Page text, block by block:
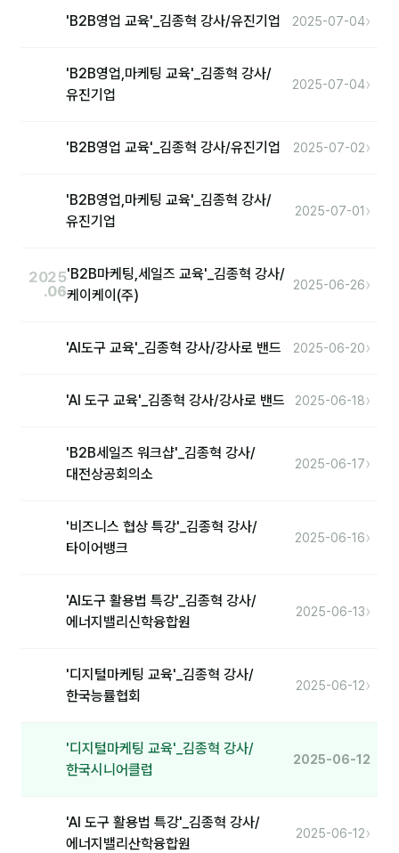
'B2B영업 교육'_김종혁 강사/유진기업 2025-07-04›
'B2B영업,마케팅 교육'_김종혁 강사/
유진기업
2025-07-04›
'B2B영업 교육'_김종혁 강사/유진기업 2025-07-02›
'B2B영업,마케팅 교육'_김종혁 강사/
유진기업
2025-07-01 ›
2025
.06
'B2B마케팅,세일즈 교육'_김종혁 강사/
케이케이(주)
2025-06-26›
'AI도구 교육'_김종혁 강사/강사로 밴드 2025-06-20›
'AI 도구 교육'_김종혁 강사/강사로 밴드 2025-06-18›
'B2B세일즈 워크샵'_김종혁 강사/
대전상공회의소
2025-06-17›
'비즈니스 협상 특강'_김종혁 강사/
타이어뱅크
2025-06-16›
'AI도구 활용법 특강'_김종혁 강사/
에너지밸리신학융합원
2025-06-13›
'디지털마케팅 교육'_김종혁 강사/
한국능률협회
2025-06-12›
'디지털마케팅 교육'_김종혁 강사/
한국시니어클럽
2025-06-12
'AI 도구 활용법 특강'_김종혁 강사/
에너지밸리산학융합원
2025-06-12›